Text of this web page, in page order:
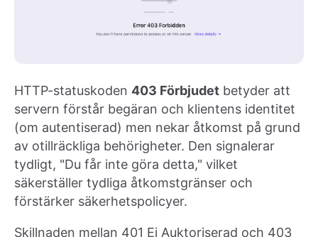
HTTP-statuskoden 403 Förbjudet betyder att
servern förstår begäran och klientens identitet
(om autentiserad) men nekar åtkomst på grund
av otillräckliga behörigheter. Den signalerar
tydligt, "Du får inte göra detta," vilket
säkerställer tydliga åtkomstgränser och
förstärker säkerhetspolicyer.
Skillnaden mellan 401 Ej Auktoriserad och 403